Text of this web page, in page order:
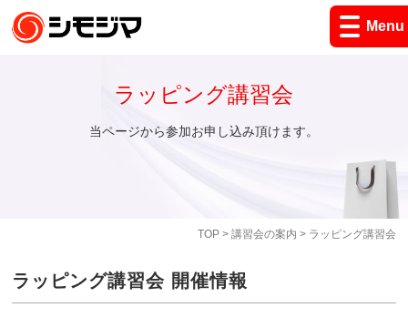
Menu
TOP> 講習会の案内 > ラッピング講習会
ラッピング講習会
当ページから参加お申し込み頂けます。
ラッピング講習会 開催情報